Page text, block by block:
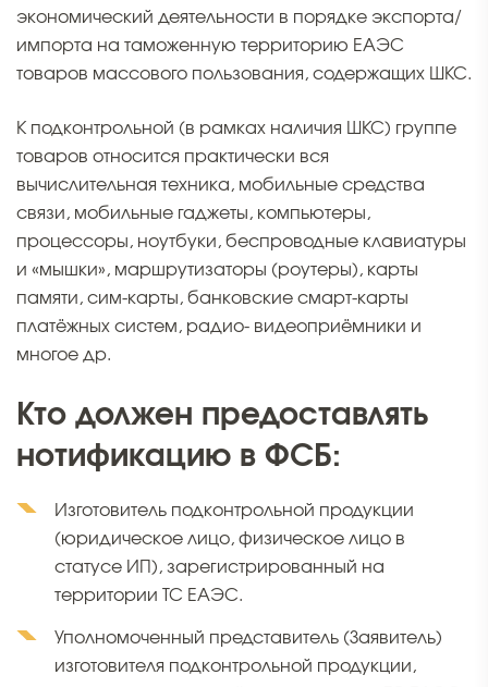
экономический деятельности в порядке экспорта/
импорта на таможенную территорию ЕАЭС
товаров массового пользования, содержащих ШКС.
К подконтрольной (в рамках наличия ШКС) группе
товаров относится практически вся
вычислительная техника, мобильные средства
связи, мобильные гаджеты, компьютеры,
процессоры, ноутбуки, беспроводные клавиатуры
и «мышки», маршрутизаторы (роутеры), карты
памяти, сим-карты, банковские смарт-карты
платёжных систем, радио- видеоприёмники и
многое др.
Кто должен предоставлять
нотификацию в ФСБ:
Изготовитель подконтрольной продукции
(юридическое лицо, физическое лицо в
статусе ИП), зарегистрированный на
территории ТС ЕАЭС.
Уполномоченный представитель (Заявитель)
изготовителя подконтрольной продукции,